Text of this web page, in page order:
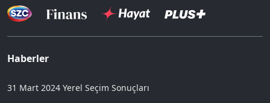
Haberler
31 Mart 2024 Yerel Seçim Sonuçları